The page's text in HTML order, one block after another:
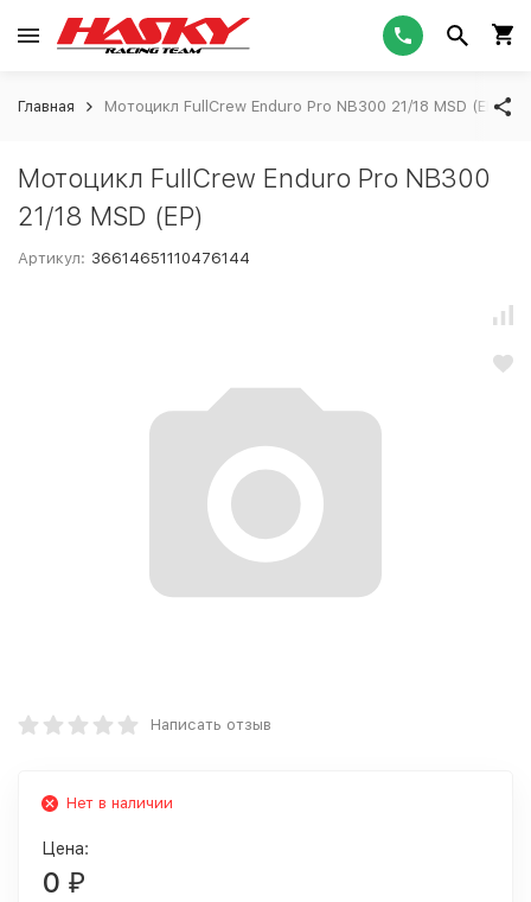
Главная Мотоцикл FullCrew Enduro Pro NB300 21/18 MSD (EP)
Мотоцикл FullCrew Enduro Pro NB300
21/18 MSD (EP)
Артикул: 36614651110476144
Написать отзыв
Нет в наличии
Цена:
0 ₽